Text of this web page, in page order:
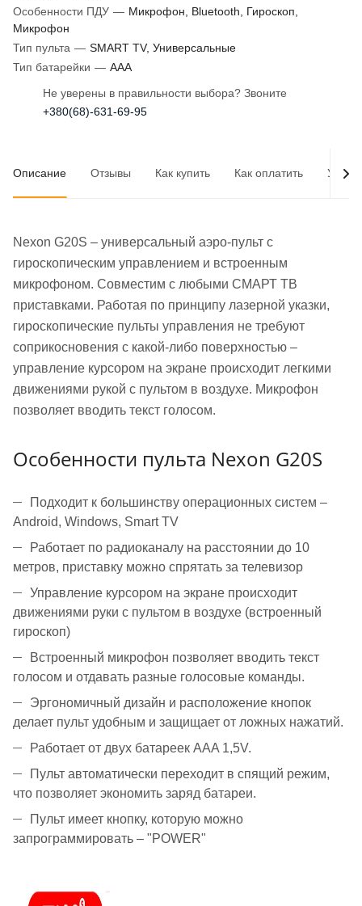
Особенности ПДУ — Микрофон, Bluetooth, Гироскоп,
Микрофон
Тип пульта — SMART TV, Универсальные
Тип батарейки — AAA
Не уверены в правильности выбора? Звоните
+380(68)-631-69-95
Описание Отзывы Как купить Как оплатить
Nexon G20S – универсальный аэро-пульт с
гироскопическим управлением и встроенным
микрофоном. Совместим с любыми СМАРТ ТВ
приставками. Работая по принципу лазерной указки,
гироскопические пульты управления не требуют
соприкосновения с какой-либо поверхностью –
управление курсором на экране происходит легкими
движениями рукой с пультом в воздухе. Микрофон
позволяет вводить текст голосом.
Особенности пульта Nexon G20S
Подходит к большинству операционных систем –
Android, Windows, Smart TV
Работает по радиоканалу на расстоянии до 10
метров, приставку можно спрятать за телевизор
Управление курсором на экране происходит
движениями руки с пультом в воздухе (встроенный
гироскоп)
Встроенный микрофон позволяет вводить текст
голосом и отдавать разные голосовые команды.
Эргономичный дизайн и расположение кнопок
делает пульт удобным и защищает от ложных нажатий.
Работает от двух батареек AAA 1,5V.
Пульт автоматически переходит в спящий режим,
что позволяет экономить заряд батареи.
Пульт имеет кнопку, которую можно
запрограммировать – "POWER"